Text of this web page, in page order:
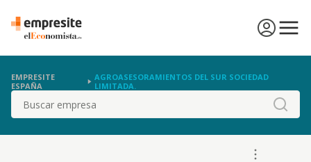
EMPRESITE
ESPAÑA
AGROASESORAMIENTOS DEL SUR SOCIEDAD
LIMITADA.
Buscar